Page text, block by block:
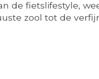
fietslifestyle,
zool tot de